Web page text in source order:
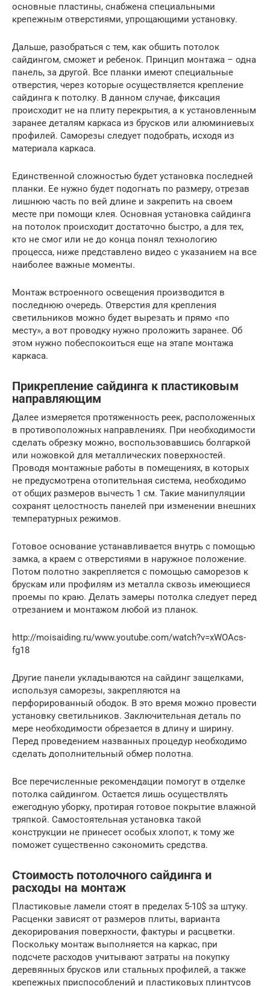
основные пластины, снабжена специальными
крепежным отверстиями, упрощающими установку.
Дальше, разобраться с тем, как обшить потолок
сайдингом, сможет и ребенок. Принцип монтажа – одна
панель, за другой. Все планки имеют специальные
отверстия, через которые осуществляется крепление
сайдинга к потолку. В данном случае, фиксация
происходит не на плиту перекрытия, а к установленным
заранее деталям каркаса из брусков или алюминиевых
профилей. Саморезы следует подобрать, исходя из
материала каркаса.
Единственной сложностью будет установка последней
планки. Ее нужно будет подогнать по размеру, отрезав
лишнюю часть по вей длине и закрепить на своем
месте при помощи клея. Основная установка сайдинга
на потолок происходит достаточно быстро, а для тех,
кто не смог или не до конца понял технологию
процесса, ниже представлено видео с указанием на все
наиболее важные моменты.
Монтаж встроенного освещения производится в
последнюю очередь. Отверстия для крепления
светильников можно будет вырезать и прямо «по
месту», а вот проводку нужно проложить заранее. Об
этом нужно побеспокоиться еще на этапе монтажа
каркаса.
Прикрепление сайдинга к пластиковым
направляющим
Далее измеряется протяженность реек, расположенных
в противоположных направлениях. При необходимости
сделать обрезку можно, воспользовавшись болгаркой
или ножовкой для металлических поверхностей.
Проводя монтажные работы в помещениях, в которых
не предусмотрена отопительная система, необходимо
от общих размеров вычесть 1 см. Такие манипуляции
сохранят целостность панелей при изменении внешних
температурных режимов.
Готовое основание устанавливается внутрь с помощью
замка, а краем с отверстиями в наружное положение.
Потом полотно закрепляется с помощью саморезов к
брускам или профилям из металла сквозь имеющиеся
проемы по краю. Делать замеры потолка следует перед
отрезанием и монтажом любой из планок.
http://moisaiding.ru/www.youtube.com/watch?v=xWOAcs-
fg18
Другие панели укладываются на сайдинг защелками,
используя саморезы, закрепляются на
перфорированный ободок. В это время можно провести
установку светильников. Заключительная деталь по
мере необходимости обрезается в длину и ширину.
Перед проведением названных процедур необходимо
сделать дополнительный обмер полотна.
Все перечисленные рекомендации помогут в отделке
потолка сайдингом. Остается лишь осуществлять
ежегодную уборку, протирая готовое покрытие влажной
тряпкой. Самостоятельная установка такой
конструкции не принесет особых хлопот, к тому же
поможет существенно сэкономить средства.
Стоимость потолочного сайдинга и
расходы на монтаж
Пластиковые ламели стоят в пределах 5-10$ за штуку.
Расценки зависят от размеров плиты, варианта
декорирования поверхности, фактуры и расцветки.
Поскольку монтаж выполняется на каркас, при
подсчете расходов учитывают затраты на покупку
деревянных брусков или стальных профилей, а также
крепежных приспособлений и пластиковых плинтусов